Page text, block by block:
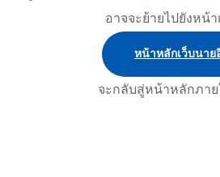
อาจจะย้ายไปยังหน้า
หน้าหลักเว็บนาย
จะกลับสู่หน้าหลักภา